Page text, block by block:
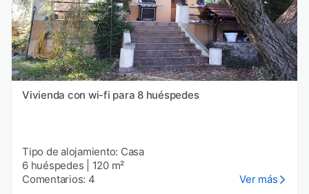
Vivienda con wi-fi para 8 huéspedes
Tipo de alojamiento: Casa
6 huéspedes
120 m²
Comentarios: 4
Ver más